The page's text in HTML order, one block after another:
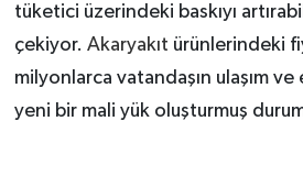
tüketici üzerindeki baskıyı
çekiyor. Akaryakıt ürünlerindeki
milyonlarca vatandaşın ulaşım
yeni bir mali yük oluşturmuş